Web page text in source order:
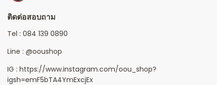
ติดต่อสอบถาม
Tel : 084 139 0890
Line : @ooushop
IG : https://www.instagram.com/oou_shop?
igsh=emF5bTA4YmExcjEx